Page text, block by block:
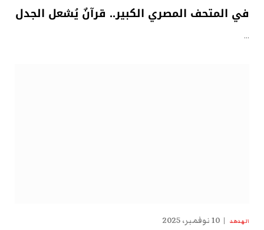
في المتحف المصري الكبير.. قرآنٌ يُشعل الجدل
…
الهدهد 10 نوفمبر، 2025